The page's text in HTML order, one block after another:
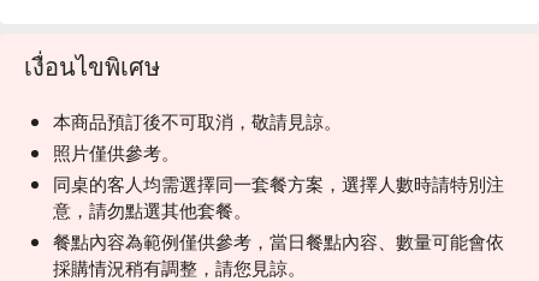
เงื่อนไขพิเศษ
本商品預訂後不可取消，敬請見諒。
照片僅供參考。
同桌的客人均需選擇同一套餐方案，選擇人數時請特別注
意，請勿點選其他套餐。
餐點內容為範例僅供參考，當日餐點內容、數量可能會依
採購情況稍有調整，請您見諒。